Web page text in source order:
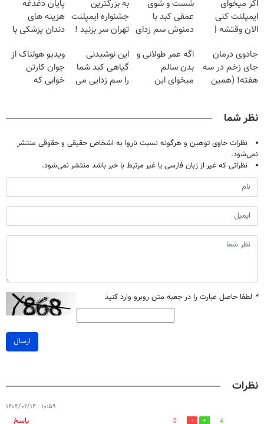
اگر میخوای
ایمپلنت کنی
الان وقتشه |
میلیون تومان!!!
شست و شوی
عمقی کبد با
دمنوش سم زدای
به بزرگترین
جشنواره ایمپلنت
تهران سر بزنید !
میلیون !
پایان دغدغه
هزینه های
دندان پزشکی با
خانگی
جادوی درمان
جای زخم در سه
هفته! (همین
اگه عمر طولانی و
بدن سالم
میخوای این
این نوشیدنی
گیاهی کبد شما
را سم زدایی می
ویدیو هولناک از
جوان کارتن
خوابی که
نظر شما
نظرات حاوی توهین و هرگونه نسبت ناروا به اشخاص حقیقی و حقوقی منتشر
نمی‌شود.
نظراتی که غیر از زبان فارسی یا غیر مرتبط با خبر باشد منتشر نمی‌شود.
* لطفا حاصل عبارت را در جعبه متن روبرو وارد کنید
ارسال
نظرات
۱۰:۵۹ - ۱۴۰۴/۰۶/۱۴
4
0 پاسخ